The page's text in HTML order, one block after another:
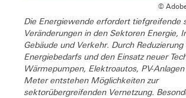
©
Die Energiewende erfordert tiefgreifende
Veränderungen in den Sektoren Energie,
Gebäude und Verkehr. Durch Reduzierung
Energiebedarfs und den Einsatz neuer
Wärmepumpen, Elektroautos, PV-
Meter entstehen Möglichkeiten zur
sektorübergreifenden Vernetzung.